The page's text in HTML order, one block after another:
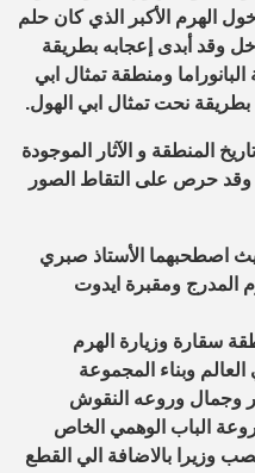
الهرم الأكبر الذي كان حلم
وقد أبدى إعجابه بطريقة
ومنطقة تمثال ابي
بطريقة نحت تمثال ابي الهول.
المنطقة و الآثار الموجودة
وقد حرص على التقاط الصور
اصطحبهما الأستاذ صبري
المدرج ومقبرة ايدوت
سقارة وزيارة الهرم
وبناء المجموعة
وجمال وروعه النقوش
بروعة الباب الوهمي الخاص
وزيرا بالاضافة الي القطع